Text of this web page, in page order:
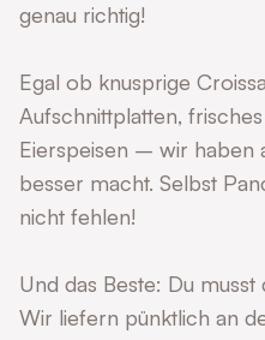
genau richtig!
Egal ob knusprige
Aufschnittplatten,
Eierspeisen – wir haben
besser macht. Selbst
nicht fehlen!
Und das Beste: Du
Wir liefern pünktlich an